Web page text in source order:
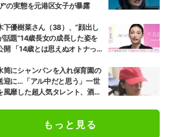
"の実態を元港区女子が暴露
下優樹菜さん（38）、“顔出し
話題”14歳長女の成長した姿を
開 「14歳とは思えぬオトナっぽ
る」など反響
筒にシャンパンを入れ保育園の
迎に…「アル中だと思う」一世
風靡した超人気タレント、酒漬
もっと見る